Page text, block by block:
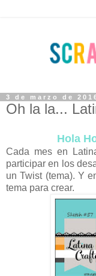
3 de marzo de
Oh la la...
Hola
Cada mes en
participar en los
un Twist (tema). Y
tema para crear.